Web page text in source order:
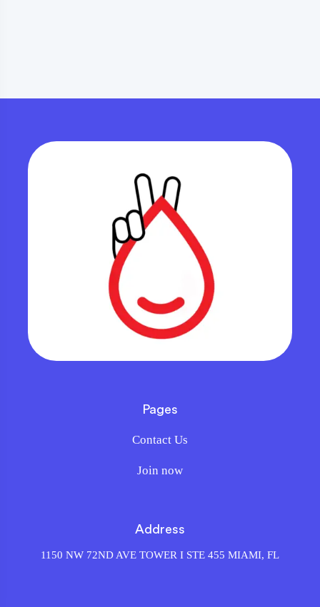
Pages
Contact Us
Join now
Address
1150 NW 72ND AVE TOWER I STE 455 MIAMI, FL